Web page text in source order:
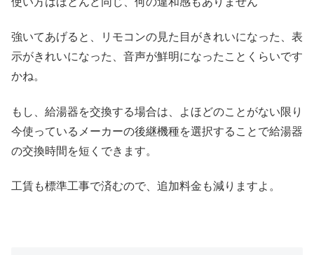
強いてあげると、リモコンの見た目がきれいになった、表
示がきれいになった、音声が鮮明になったことくらいです
かね。
もし、給湯器を交換する場合は、よほどのことがない限り
今使っているメーカーの後継機種を選択することで給湯器
の交換時間を短くできます。
工賃も標準工事で済むので、追加料金も減りますよ。